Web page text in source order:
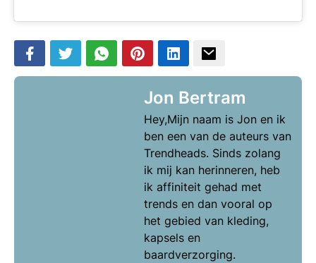
Jon Bertram
Hey,Mijn naam is Jon en ik
ben een van de auteurs van
Trendheads. Sinds zolang
ik mij kan herinneren, heb
ik affiniteit gehad met
trends en dan vooral op
het gebied van kleding,
kapsels en
baardverzorging.